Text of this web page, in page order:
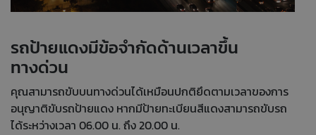
รถป้ายแดงมีข้อจำกัดด้านเวลาขึ้น
ทางด่วน
คุณสามารถขับบนทางด่วนได้เหมือนปกติยึดตามเวลาของการ
อนุญาติขับรถป้ายแดง หากมีป้ายทะเบียนสีแดงสามารถขับรถ
ได้ระหว่างเวลา 06.00 น. ถึง 20.00 น.